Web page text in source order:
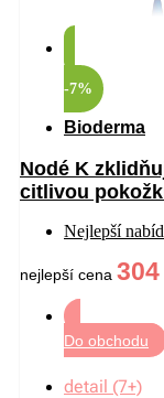
-7%
Bioderma
Nodé K
citlivou
Nejlepší
nejlepší cena
Do obchodu
detail (7+)